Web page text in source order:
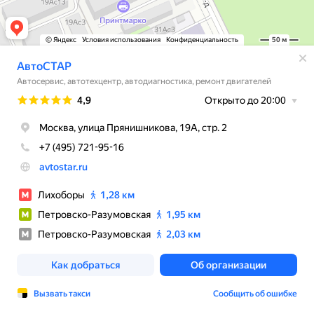
© Яндекс Условия использования Конфиденциальность 50 м
АвтоСТАР
Автосервис, автотехцентр, автодиагностика, ремонт двигателей
Рейтинг
4,9 Открыто до 20:00
Москва, улица Прянишникова, 19А, стр. 2
+7 (495) 721-95-16
avtostar.ru
Лихоборы
1,28 км
Петровско-Разумовская
1,95 км
Петровско-Разумовская
2,03 км
Как добраться Об организации
Вызвать такси Сообщить об ошибке